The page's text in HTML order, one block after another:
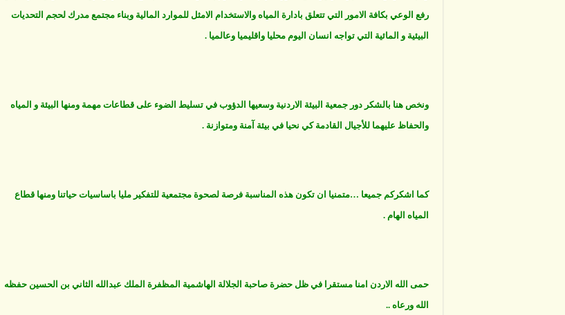
رفع الوعي بكافة الامور التي تتعلق بادارة المياه والاستخدام الامثل للموارد المالية وبناء مجتمع مدرك لحجم التحديات
البيئية و المائية التي تواجه انسان اليوم محليا واقليميا وعالميا .
ونخص هنا بالشكر دور جمعية البيئة الاردنية وسعيها الدؤوب في تسليط الضوء على قطاعات مهمة ومنها البيئة و المياه
والحفاظ عليهما للأجيال القادمة كي نحيا في بيئة آمنة ومتوازنة .
كما اشكركم جميعا …متمنيا ان تكون هذه المناسبة فرصة لصحوة مجتمعية للتفكير مليا باساسيات حياتنا ومنها قطاع
المياه الهام .
حمى الله الاردن امنا مستقرا في ظل حضرة صاحبة الجلالة الهاشمية المظفرة الملك عبدالله الثاني بن الحسين حفظه
الله ورعاه ..